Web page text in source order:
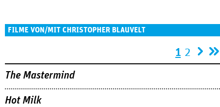
FILME VON/MIT CHRISTOPHER BLAUVELT
1 2
The Mastermind
Hot Milk